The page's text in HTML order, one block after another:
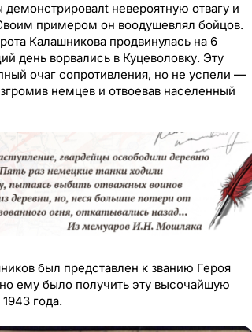
невероятную отвагу и
примером он воодушевлял бойцов.
Калашникова продвинулась на 6
день ворвались в Куцеволовку. Эту
очаг сопротивления, но не успели —
немцев и отвоевав населенный
был представлен к званию Героя
ему было получить эту высочайшую
года.